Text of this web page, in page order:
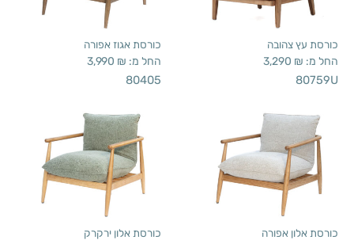
כורסת עץ צהובה
החל מ: 3,290 ₪
80759U
כורסת אגוז אפורה
החל מ: 3,990 ₪
80405
כורסת אלון אפורה כורסת אלון ירקרק